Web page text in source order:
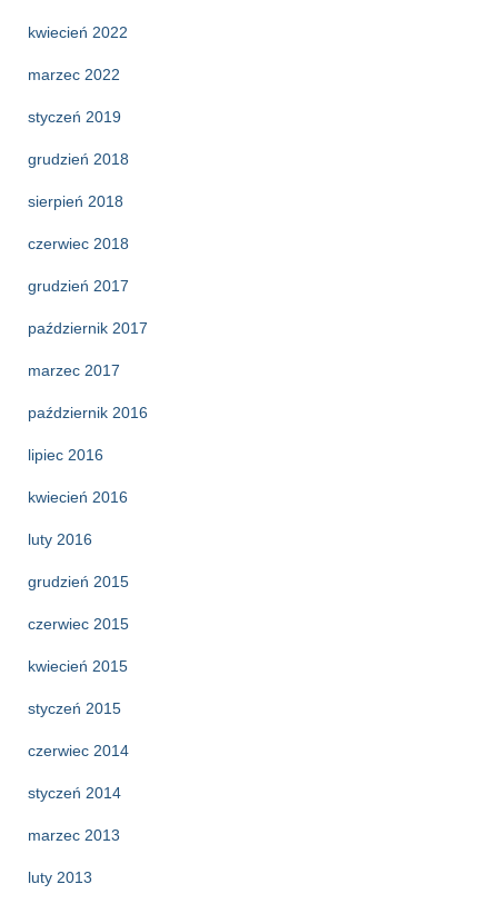
kwiecień 2022
marzec 2022
styczeń 2019
grudzień 2018
sierpień 2018
czerwiec 2018
grudzień 2017
październik 2017
marzec 2017
październik 2016
lipiec 2016
kwiecień 2016
luty 2016
grudzień 2015
czerwiec 2015
kwiecień 2015
styczeń 2015
czerwiec 2014
styczeń 2014
marzec 2013
luty 2013